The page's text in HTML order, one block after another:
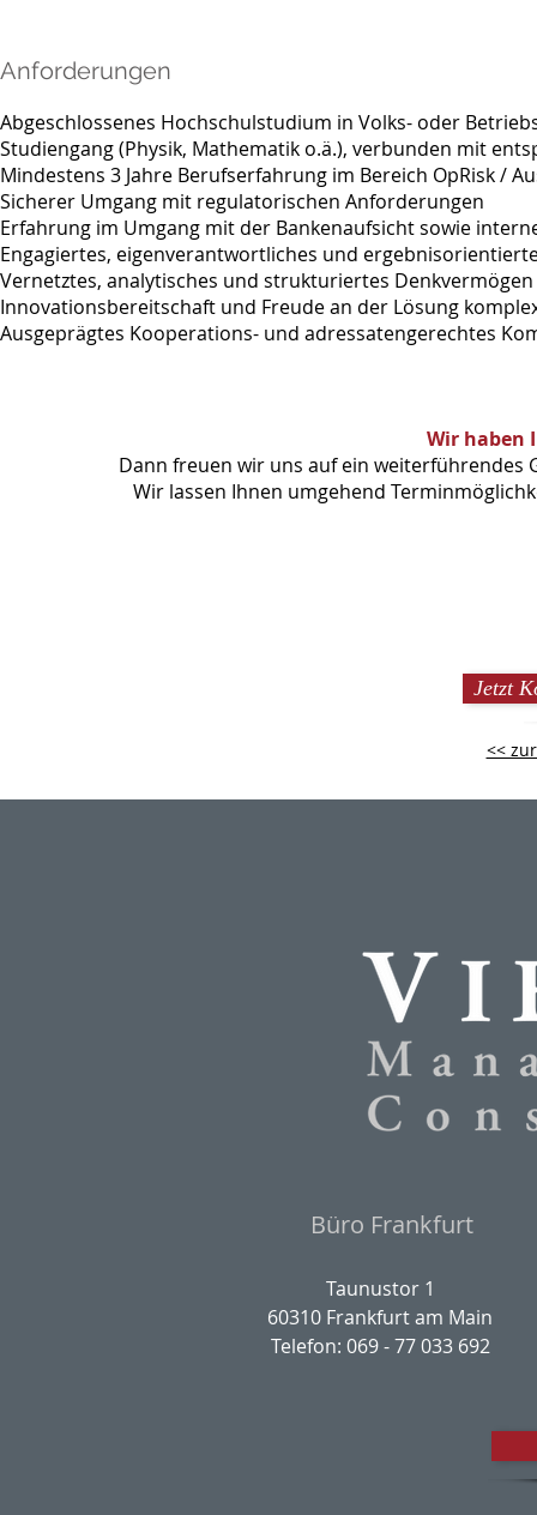
Anforderungen
Abgeschlossenes Hochschulstudium in Volks- oder
Studiengang (Physik, Mathematik o.ä.), verbunden mit
Mindestens 3 Jahre Berufserfahrung im Bereich OpRisk /
Sicherer Umgang mit regulatorischen Anforderungen
Erfahrung im Umgang mit der Bankenaufsicht sowie
Engagiertes, eigenverantwortliches und
Vernetztes, analytisches und strukturiertes Denkvermögen
Innovationsbereitschaft und Freude an der Lösung
Ausgeprägtes Kooperations- und adressatengerechtes
Wir haben
Dann freuen wir uns auf ein weiterführendes
Wir lassen Ihnen umgehend
Jetzt
<<
Büro Frankfurt
Taunustor 1
60310 Frankfurt am Main
Telefon: 069 - 77 033 692